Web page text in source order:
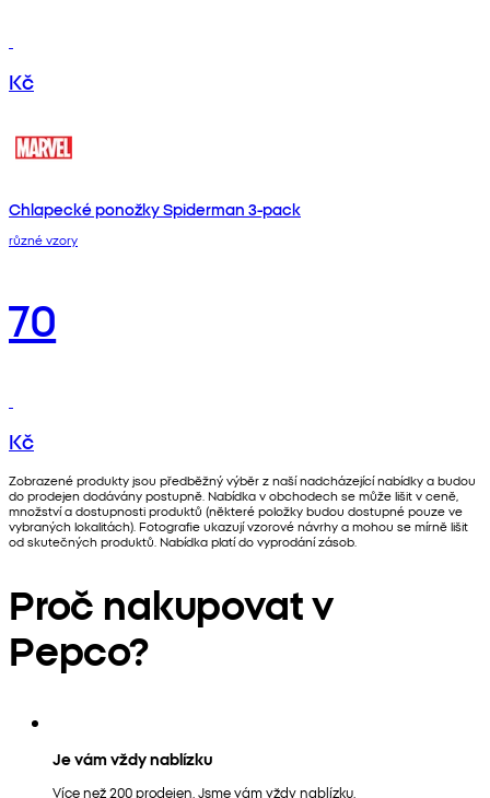
Kč
Chlapecké ponožky Spiderman 3-pack
různé vzory
70
Kč
Zobrazené produkty jsou předběžný výběr z naší nadcházející nabídky a budou
do prodejen dodávány postupně. Nabídka v obchodech se může lišit v ceně,
množství a dostupnosti produktů (některé položky budou dostupné pouze ve
vybraných lokalitách). Fotografie ukazují vzorové návrhy a mohou se mírně lišit
od skutečných produktů. Nabídka platí do vyprodání zásob.
Proč nakupovat v
Pepco?
Je vám vždy nablízku
Více než 200 prodejen. Jsme vám vždy nablízku.